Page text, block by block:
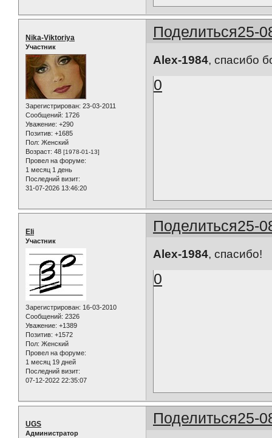
Поделиться25-
Nika-Viktoriya
Участник
Зарегистрирован: 23-03-2011
Сообщений: 1726
Уважение: +290
Позитив: +1685
Пол: Женский
Возраст: 48 [1978-01-13]
Провел на форуме:
1 месяц 1 день
Последний визит:
31-07-2026 13:46:20
Alex-1984, спасибо
0
Поделиться25-
Eli
Участник
Зарегистрирован: 16-03-2010
Сообщений: 2326
Уважение: +1389
Позитив: +1572
Пол: Женский
Провел на форуме:
1 месяц 19 дней
Последний визит:
07-12-2022 22:35:07
Alex-1984, спасибо!
0
Поделиться25-
UGS
Администратор